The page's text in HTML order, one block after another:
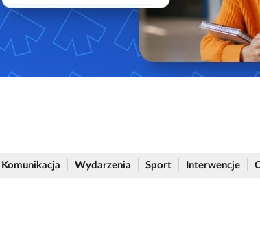
Komunikacja Wydarzenia Sport Interwencje